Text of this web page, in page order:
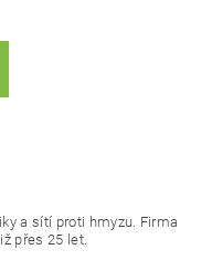
a sítí proti hmyzu. Firma
přes 25 let.